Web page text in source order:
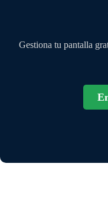
Gestiona tu pantalla